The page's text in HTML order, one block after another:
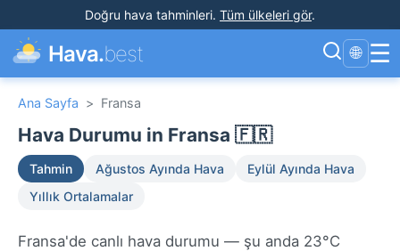
Doğru hava tahminleri. Tüm ülkeleri gör.
Hava.best 🌐 ☰
Ana Sayfa > Fransa
Hava Durumu in Fransa 🇫🇷
Tahmin Ağustos Ayında Hava
Eylül Ayında Hava
Yıllık Ortalamalar
Fransa'de canlı hava durumu — şu anda 23°C